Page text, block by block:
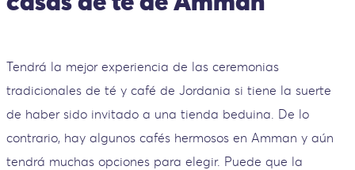
Tendrá la mejor experiencia de las ceremonias
tradicionales de té y café de Jordania si tiene la suerte
de haber sido invitado a una tienda beduina. De lo
contrario, hay algunos cafés hermosos en Amman y aún
tendrá muchas opciones para elegir. Puede que la